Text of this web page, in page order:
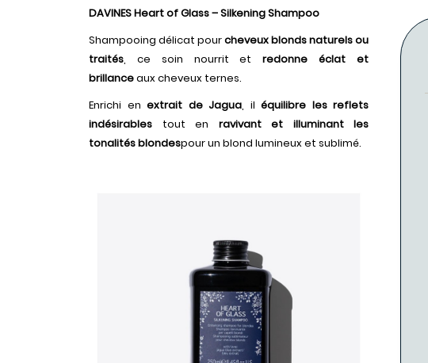
DAVINES Heart of Glass – Silkening Shampoo
Shampooing délicat pourcheveux blonds naturels ou
traités, ce soin nourrit etredonne éclat et
brillanceaux cheveux ternes.
Enrichi en extrait de Jagua, il équilibre les reflets
indésirables tout en ravivant et illuminant les
tonalités blondespour un blond lumineux et sublimé.